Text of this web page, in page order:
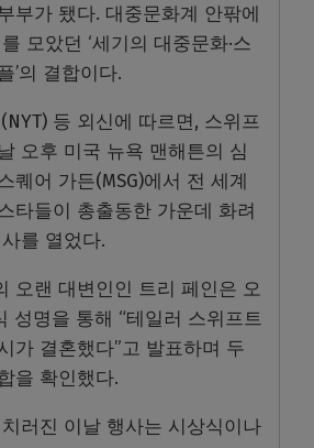
부가 됐다. 대중문화계 안팎에
모았던 ‘세기의 대중문화·스
’의 결합이다.
등 외신에 따르면, 스위프
오후 미국 뉴욕 맨해튼의 심
퀘어 가든(MSG)에서 전 세계
타들이 총출동한 가운데 화려
를 열었다.
오랜 대변인인 트리 페인은 오
성명을 통해 “테일러 스위프트
가 결혼했다”고 발표하며 두
을 확인했다.
러진 이날 행사는 시상식이나